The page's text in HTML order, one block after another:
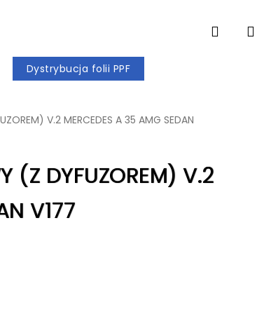
Dystrybucja folii PPF
V.2 MERCEDES A 35 AMG SEDAN
(Z DYFUZOREM) V.2
V177